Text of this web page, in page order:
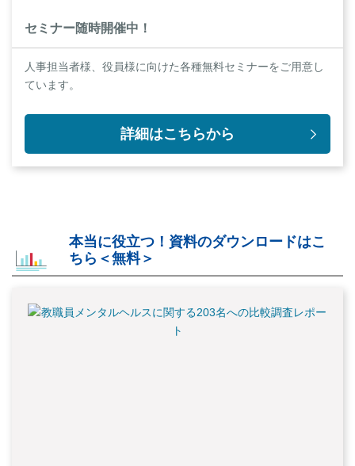
セミナー随時開催中！
人事担当者様、役員様に向けた各種無料セミナーをご用意し
ています。
詳細はこちらから
本当に役立つ！資料のダウンロードはこ
ちら＜無料＞